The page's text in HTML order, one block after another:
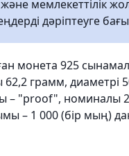
және мемлекеттілік
дәріптеуге
монета 925
62,2 грамм, диаметрі
– "proof", номиналы
– 1 000 (бір мың)